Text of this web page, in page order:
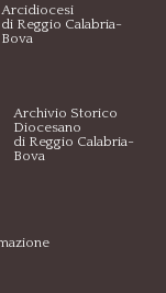
Arcidiocesi
di Reggio Calabria-
Bova
Archivio Storico
Diocesano
di Reggio Calabria-
Bova